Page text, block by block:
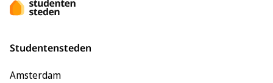
Studentensteden
Amsterdam